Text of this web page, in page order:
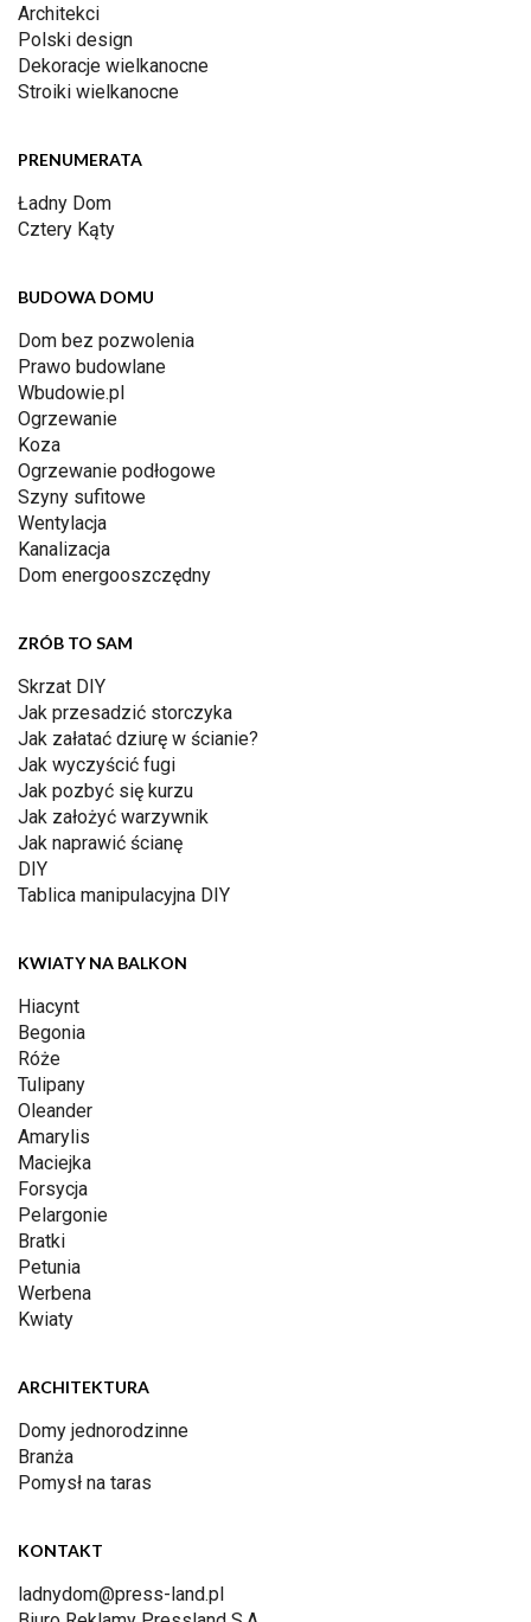
Architekci
Polski design
Dekoracje wielkanocne
Stroiki wielkanocne
PRENUMERATA
Ładny Dom
Cztery Kąty
BUDOWA DOMU
Dom bez pozwolenia
Prawo budowlane
Wbudowie.pl
Ogrzewanie
Koza
Ogrzewanie podłogowe
Szyny sufitowe
Wentylacja
Kanalizacja
Dom energooszczędny
ZRÓB TO SAM
Skrzat DIY
Jak przesadzić storczyka
Jak załatać dziurę w ścianie?
Jak wyczyścić fugi
Jak pozbyć się kurzu
Jak założyć warzywnik
Jak naprawić ścianę
DIY
Tablica manipulacyjna DIY
KWIATY NA BALKON
Hiacynt
Begonia
Róże
Tulipany
Oleander
Amarylis
Maciejka
Forsycja
Pelargonie
Bratki
Petunia
Werbena
Kwiaty
ARCHITEKTURA
Domy jednorodzinne
Branża
Pomysł na taras
KONTAKT
ladnydom@press-land.pl